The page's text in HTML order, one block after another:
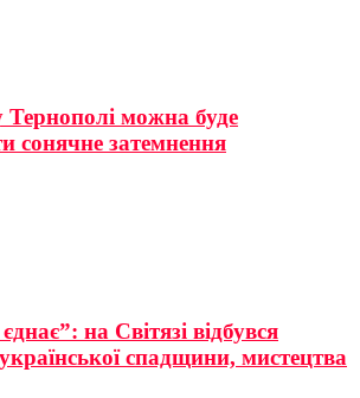
Тернополі можна буде
сонячне затемнення
на Світязі відбувся
спадщини, мистецтва